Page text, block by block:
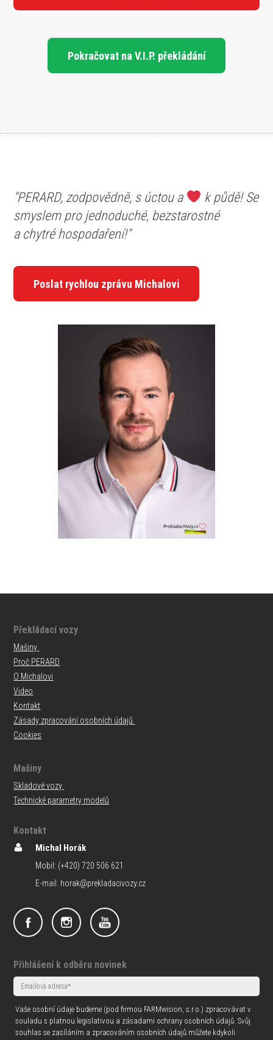
Pokračovat na V.I.P. překládání
"PERARD, zodpovědně, s úctou a
k půdě! Se
smyslem pro jednoduché, bezstarostné
a chytré hospodaření!"
Poslat rychlou zprávu Michalovi
Překládací vozy
Mašiny
Proč PERARD
O Michalovi
Video
Kontakt
Zásady zpracování osobních údajů
Cookies
Mašiny
Skladové vozy
Technické parametry modelů
Kontakt
Michal Horák
Mobil: (+420) 720 506 621
E-mail: horak@prekladacivozy.cz
Přihlášení k odběru novinek
Vaše osobní údaje budeme (pod firmou FARMwision, s.r.o.) zpracovávat v
souladu s platnou legislativou a zásadami ochrany osobních údajů. Svůj
souhlas se zasíláním a zpracováním osobních údajů můžete kdykoli